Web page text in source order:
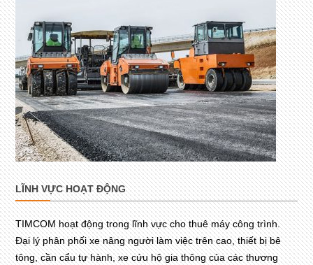
LĨNH VỰC HOẠT ĐỘNG
TIMCOM hoạt động trong lĩnh vực cho thuê máy công trình.
Đại lý phân phối xe nâng người làm việc trên cao, thiết bị bê
tông, cần cẩu tự hành, xe cứu hộ gia thông của các thương